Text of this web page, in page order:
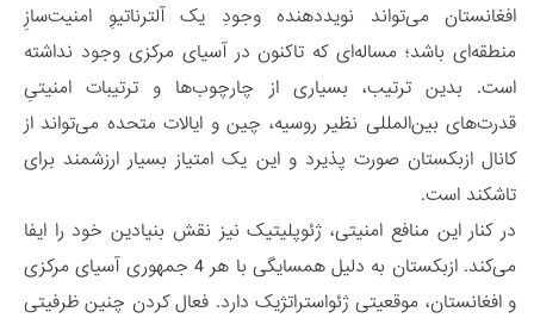
افغانستان می‌تواند نویددهنده وجودِ یک آلترناتیوِ امنیت‌سازِ
منطقه‌ای باشد؛ مساله‌ای که تاکنون در آسیای مرکزی وجود نداشته
است. بدین ترتیب، بسیاری از چارچوب‌ها و ترتیبات امنیتیِ
قدرت‌های بین‌المللی نظیر روسیه، چین و ایالات متحده می‌تواند از
کانال ازبکستان صورت پذیرد و این یک امتیاز بسیار ارزشمند برای
تاشکند است.
در کنار این منافع امنیتی، ژئوپلیتیک نیز نقش بنیادین خود را ایفا
می‌کند. ازبکستان به دلیل همسایگی با هر 4 جمهوری آسیای مرکزی
و افغانستان، موقعیتی ژئواستراتژیک دارد. فعال‌ کردن چنین ظرفیتی